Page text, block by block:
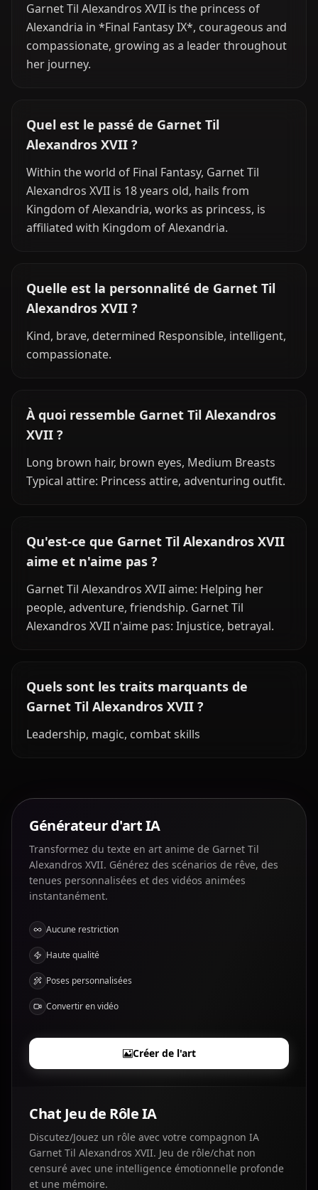
Garnet Til Alexandros XVII is the princess of
Alexandria in *Final Fantasy IX*, courageous and
compassionate, growing as a leader throughout
her journey.
Quel est le passé de Garnet Til
Alexandros XVII ?
Within the world of Final Fantasy, Garnet Til
Alexandros XVII is 18 years old, hails from
Kingdom of Alexandria, works as princess, is
affiliated with Kingdom of Alexandria.
Quelle est la personnalité de Garnet Til
Alexandros XVII ?
Kind, brave, determined Responsible, intelligent,
compassionate.
À quoi ressemble Garnet Til Alexandros
XVII ?
Long brown hair, brown eyes, Medium Breasts
Typical attire: Princess attire, adventuring outfit.
Qu'est-ce que Garnet Til Alexandros XVII
aime et n'aime pas ?
Garnet Til Alexandros XVII aime: Helping her
people, adventure, friendship. Garnet Til
Alexandros XVII n'aime pas: Injustice, betrayal.
Quels sont les traits marquants de
Garnet Til Alexandros XVII ?
Leadership, magic, combat skills
Générateur d'art IA
Transformez du texte en art anime de Garnet Til
Alexandros XVII. Générez des scénarios de rêve, des
tenues personnalisées et des vidéos animées
instantanément.
Aucune restriction
Haute qualité
Poses personnalisées
Convertir en vidéo
Créer de l'art
Chat Jeu de Rôle IA
Discutez/Jouez un rôle avec votre compagnon IA
Garnet Til Alexandros XVII. Jeu de rôle/chat non
censuré avec une intelligence émotionnelle profonde
et une mémoire.